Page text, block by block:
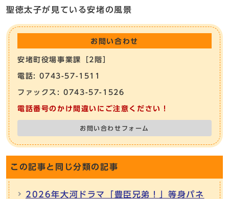
聖徳太子が見ている安堵の風景
お問い合わせ
安堵町役場事業課［2階］
電話: 0743-57-1511
ファックス: 0743-57-1526
電話番号のかけ間違いにご注意ください！
お問い合わせフォーム
この記事と同じ分類の記事
2026年大河ドラマ「豊臣兄弟！」等身パネ